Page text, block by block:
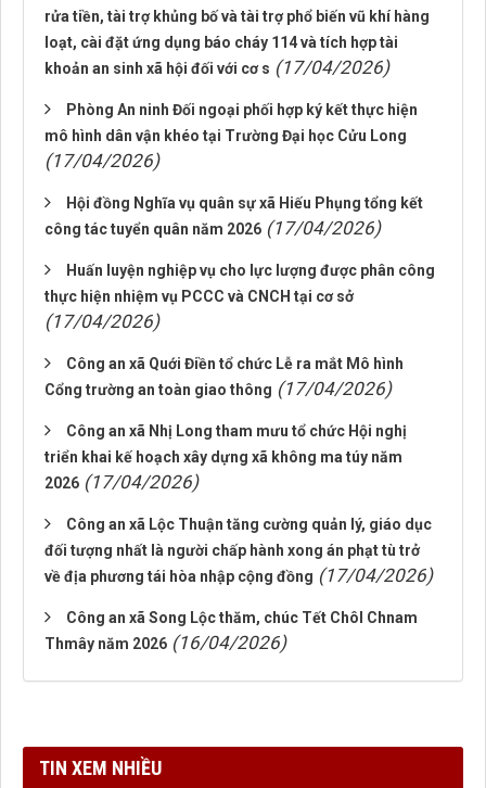
rửa tiền, tài trợ khủng bố và tài trợ phổ biến vũ khí hàng
loạt, cài đặt ứng dụng báo cháy 114 và tích hợp tài
khoản an sinh xã hội đối với cơ s (17/04/2026)
Phòng An ninh Đối ngoại phối hợp ký kết thực hiện
mô hình dân vận khéo tại Trường Đại học Cửu Long
(17/04/2026)
Hội đồng Nghĩa vụ quân sự xã Hiếu Phụng tổng kết
công tác tuyển quân năm 2026 (17/04/2026)
Huấn luyện nghiệp vụ cho lực lượng được phân công
thực hiện nhiệm vụ PCCC và CNCH tại cơ sở
(17/04/2026)
Công an xã Quới Điền tổ chức Lễ ra mắt Mô hình
Cổng trường an toàn giao thông (17/04/2026)
Công an xã Nhị Long tham mưu tổ chức Hội nghị
triển khai kế hoạch xây dựng xã không ma túy năm
2026 (17/04/2026)
Công an xã Lộc Thuận tăng cường quản lý, giáo dục
đối tượng nhất là người chấp hành xong án phạt tù trở
về địa phương tái hòa nhập cộng đồng (17/04/2026)
Công an xã Song Lộc thăm, chúc Tết Chôl Chnam
Thmây năm 2026 (16/04/2026)
TIN XEM NHIỀU